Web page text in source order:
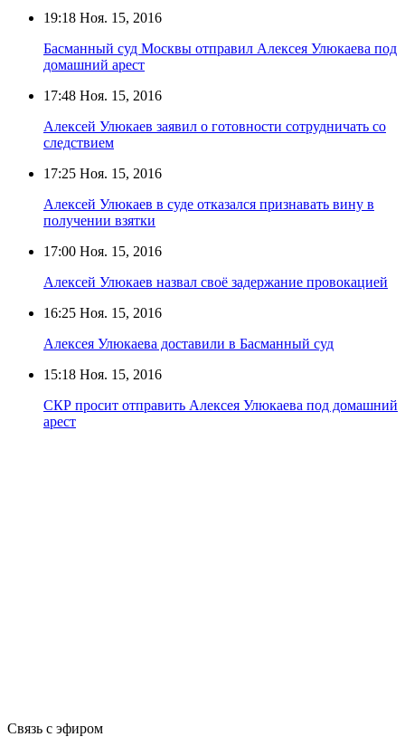
19:18 Ноя. 15, 2016
Басманный суд Москвы отправил Алексея Улюкаева под
домашний арест
17:48 Ноя. 15, 2016
Алексей Улюкаев заявил о готовности сотрудничать со
следствием
17:25 Ноя. 15, 2016
Алексей Улюкаев в суде отказался признавать вину в
получении взятки
17:00 Ноя. 15, 2016
Алексей Улюкаев назвал своё задержание провокацией
16:25 Ноя. 15, 2016
Алексея Улюкаева доставили в Басманный суд
15:18 Ноя. 15, 2016
СКР просит отправить Алексея Улюкаева под домашний
арест
Связь с эфиром